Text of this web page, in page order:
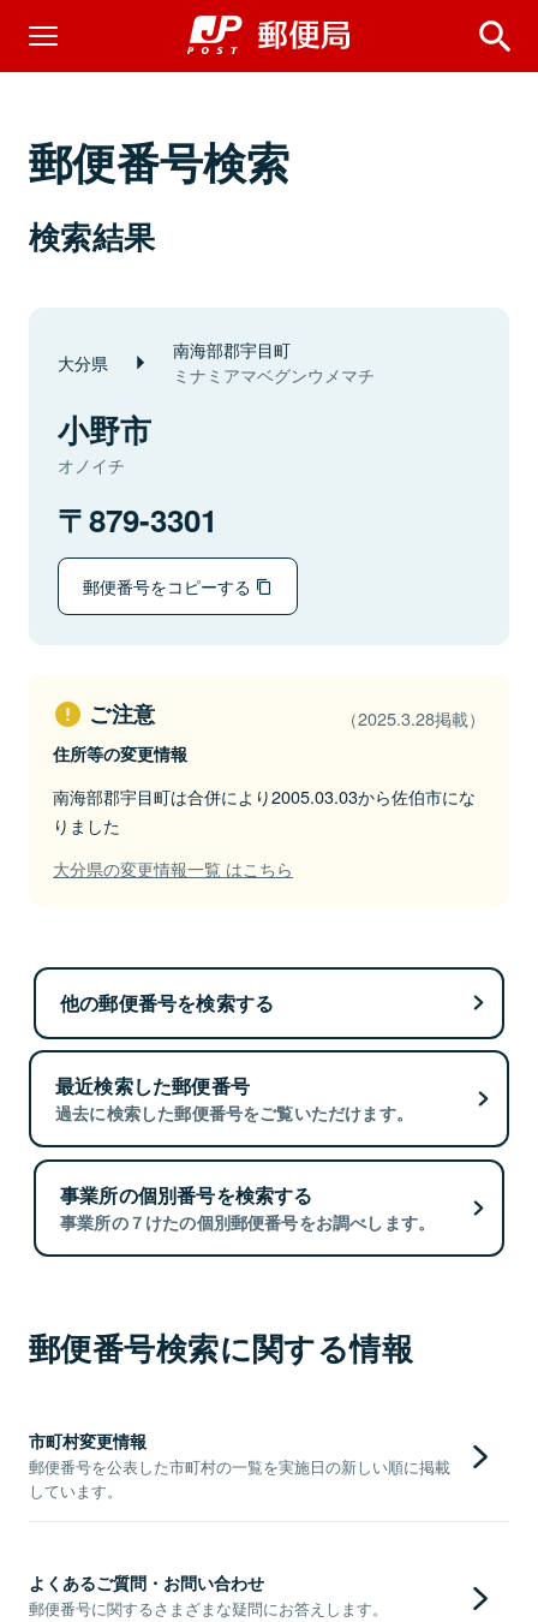
郵便番号検索
検索結果
大分県 南海部郡宇目町
ミナミアマベグンウメマチ
小野市
オノイチ
879-3301
郵便番号をコピーする
ご注意 （2025.3.28掲載）
住所等の変更情報
南海部郡宇目町は合併により2005.03.03から佐伯市にな
りました
大分県の変更情報一覧 はこちら
他の郵便番号を検索する
最近検索した郵便番号
過去に検索した郵便番号をご覧いただけます。
事業所の個別番号を検索する
事業所の７けたの個別郵便番号をお調べします。
郵便番号検索に関する情報
市町村変更情報
郵便番号を公表した市町村の一覧を実施日の新しい順に掲載
しています。
よくあるご質問・お問い合わせ
郵便番号に関するさまざまな疑問にお答えします。